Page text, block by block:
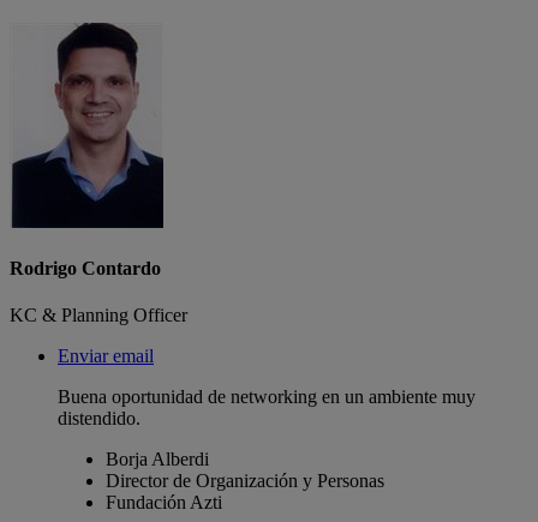
Rodrigo Contardo
KC & Planning Officer
Enviar email
Buena oportunidad de networking en un ambiente muy
distendido.
Borja Alberdi
Director de Organización y Personas
Fundación Azti